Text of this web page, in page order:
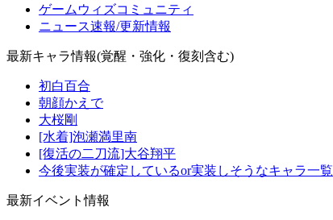
ゲームウィズコミュニティ
ニュース速報/更新情報
最新キャラ情報(覚醒・強化・復刻含む)
初白百合
朝顔かえで
大桜剛
[水着]泡瀬満里南
[復活の二刀流]大谷翔平
今後実装が確定しているor実装しそうなキャラ一覧
最新イベント情報